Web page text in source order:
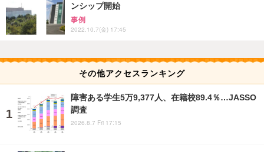
ンシップ開始
事例
2022.10.7(金) 17:45
その他アクセスランキング
障害ある学生5万9,377人、在籍校89.4％…JASSO
調査
2026.8.7 Fri 17:15